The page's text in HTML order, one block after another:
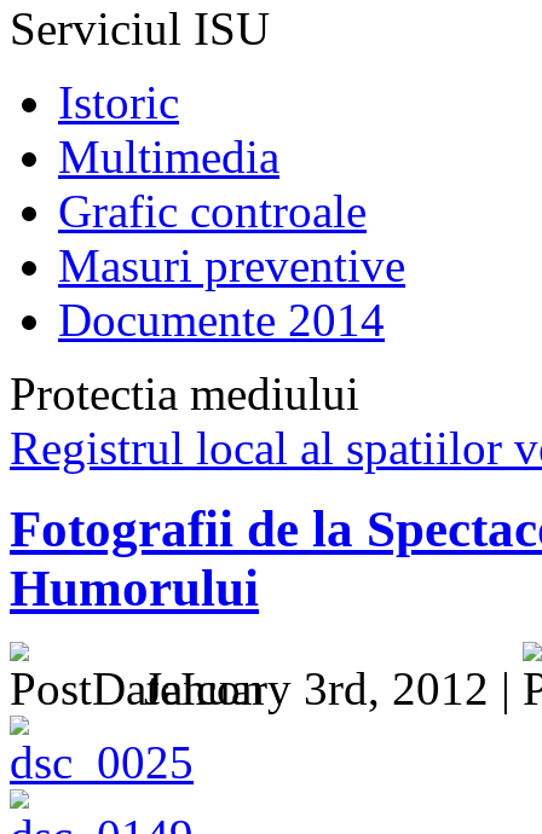
Serviciul ISU
Istoric
Multimedia
Grafic controale
Masuri preventive
Documente 2014
Protectia mediului
Registrul local al spatiilor
Fotografii de la
Humorului
January 3rd, 2012 |